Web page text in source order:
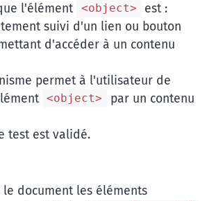
l'élément <object>
est :
suivi d'un lien ou bouton
d'accéder à un contenu
permet à l'utilisateur de
<object>
par un contenu
test est validé.
le document les éléments